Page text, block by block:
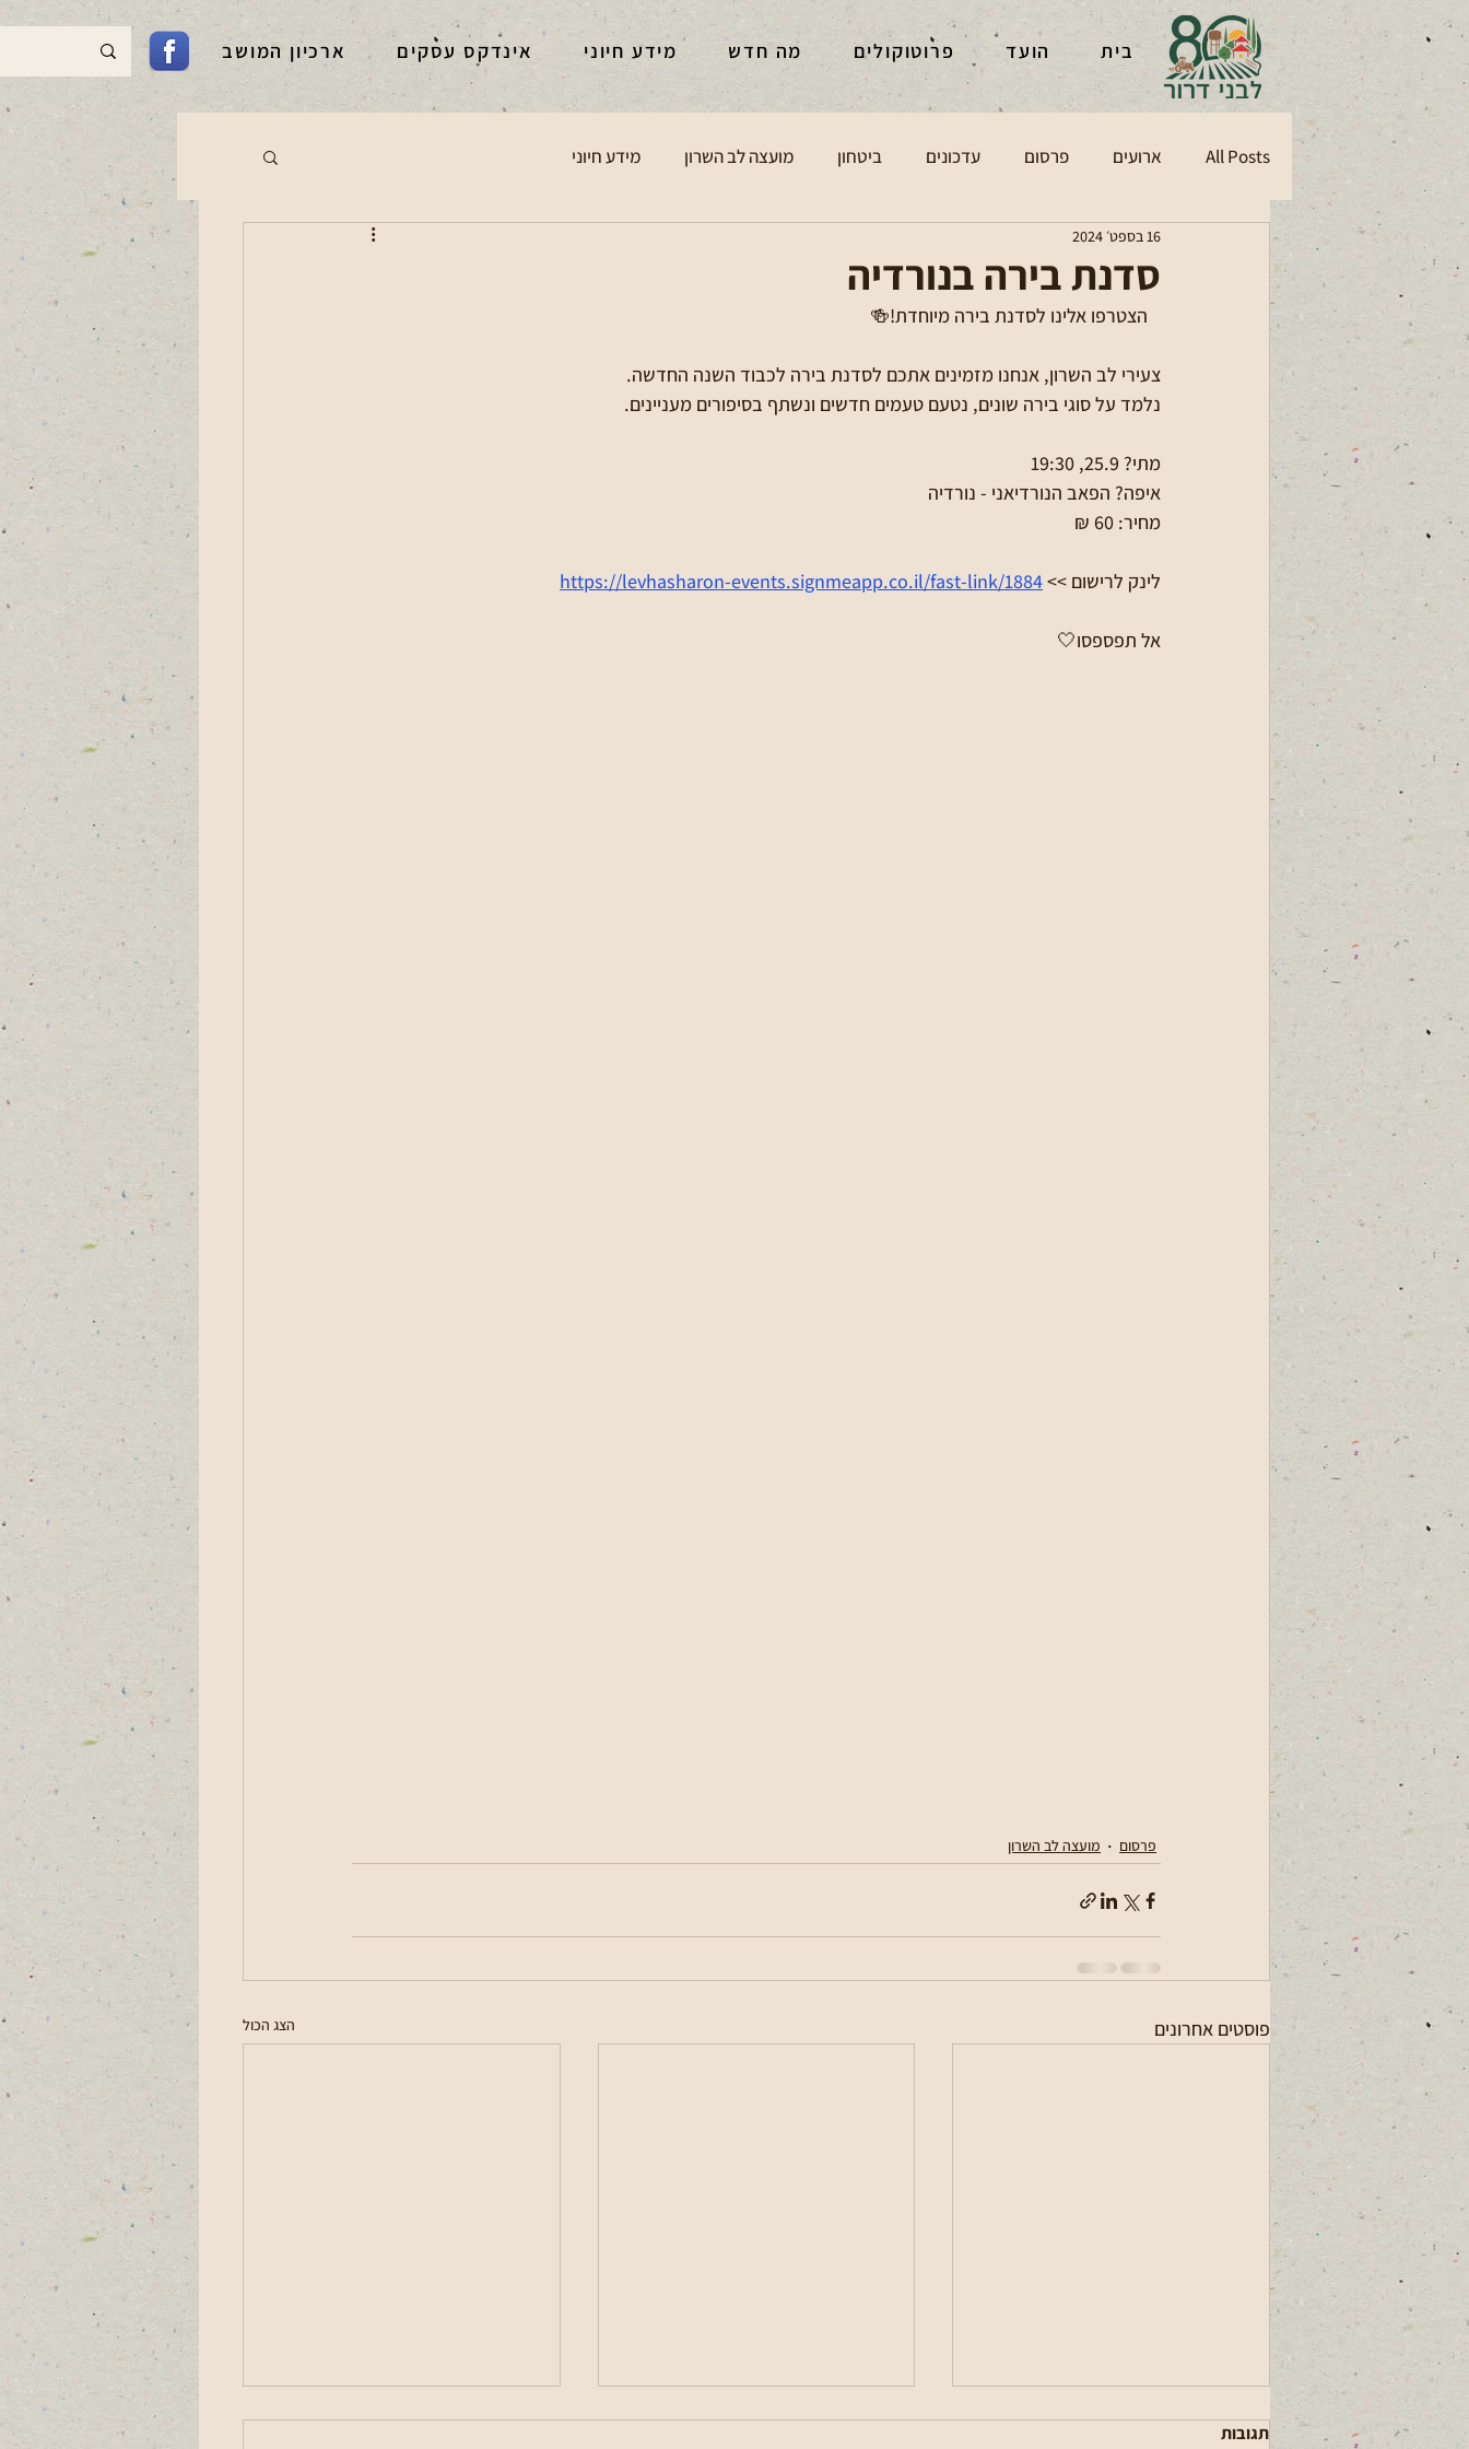
בית הועד פרוטוקולים מה חדש מידע חיוני אינדקס עסקים ארכיון המושב
All Posts ארועים פרסום עדכונים ביטחון מועצה לב השרון מידע חיוני
סדנת בירה בנורדיה
16 בספט׳ 2024
צעירי לב השרון, אנחנו מזמינים אתכם לסדנת בירה לכבוד השנה החדשה.
נלמד על סוגי בירה שונים, נטעם טעמים חדשים ונשתף בסיפורים מעניינים.
מתי? 25.9, 19:30
איפה? הפאב הנורדיאני - נורדיה
מחיר: 60 ₪
לינק לרישום >> https://levhasharon-events.signmeapp.co.il/fast-link/1884
אל תפספסו🤍
פרסום מועצה לב השרון
פוסטים אחרונים הצג הכול
תגובות